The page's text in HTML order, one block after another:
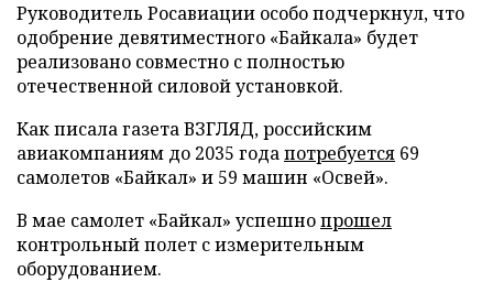
Руководитель Росавиации особо подчеркнул, что
одобрение девятиместного «Байкала» будет
реализовано совместно с полностью
отечественной силовой установкой.
Как писала газета ВЗГЛЯД, российским
авиакомпаниям до 2035 годапотребуется 69
самолетов «Байкал» и 59 машин «Освей».
В мае самолет «Байкал» успешнопрошел
контрольный полет с измерительным
оборудованием.